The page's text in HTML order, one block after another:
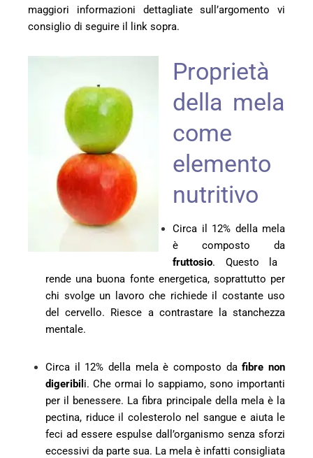
maggiori informazioni dettagliate sull’argomento vi
consiglio di seguire il link sopra.
Proprietà
della mela
come
elemento
nutritivo
Circa il 12% della mela
è composto da
fruttosio. Questo la
rende una buona fonte energetica, soprattutto per
chi svolge un lavoro che richiede il costante uso
del cervello. Riesce a contrastare la stanchezza
mentale.
Circa il 12% della mela è composto dafibre non
digeribil i. Che ormai lo sappiamo, sono importanti
per il benessere. La fibra principale della mela è la
pectina, riduce il colesterolo nel sangue e aiuta le
feci ad essere espulse dall’organismo senza sforzi
eccessivi da parte sua. La mela è infatti consigliata